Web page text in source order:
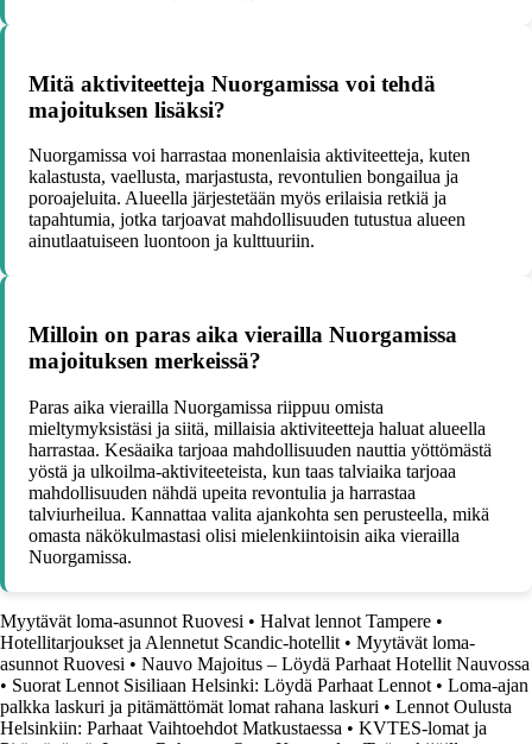
Mitä aktiviteetteja Nuorgamissa voi tehdä
majoituksen lisäksi?
Nuorgamissa voi harrastaa monenlaisia aktiviteetteja, kuten
kalastusta, vaellusta, marjastusta, revontulien bongailua ja
poroajeluita. Alueella järjestetään myös erilaisia retkiä ja
tapahtumia, jotka tarjoavat mahdollisuuden tutustua alueen
ainutlaatuiseen luontoon ja kulttuuriin.
Milloin on paras aika vierailla Nuorgamissa
majoituksen merkeissä?
Paras aika vierailla Nuorgamissa riippuu omista
mieltymyksistäsi ja siitä, millaisia aktiviteetteja haluat alueella
harrastaa. Kesäaika tarjoaa mahdollisuuden nauttia yöttömästä
yöstä ja ulkoilma-aktiviteeteista, kun taas talviaika tarjoaa
mahdollisuuden nähdä upeita revontulia ja harrastaa
talviurheilua. Kannattaa valita ajankohta sen perusteella, mikä
omasta näkökulmastasi olisi mielenkiintoisin aika vierailla
Nuorgamissa.
Myytävät loma-asunnot Ruovesi • Halvat lennot Tampere •
Hotellitarjoukset ja Alennetut Scandic-hotellit • Myytävät loma-
asunnot Ruovesi • Nauvo Majoitus – Löydä Parhaat Hotellit Nauvossa
• Suorat Lennot Sisiliaan Helsinki: Löydä Parhaat Lennot • Loma-ajan
palkka laskuri ja pitämättömät lomat rahana laskuri • Lennot Oulusta
Helsinkiin: Parhaat Vaihtoehdot Matkustaessa • KVTES-lomat ja